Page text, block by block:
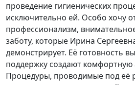
проведение гигиенических
исключительно ей. Особо хочу
профессионализм,
заботу, которые Ирина
демонстрирует. Её готовность
поддержку создают комфортную
Процедуры, проводимые под её